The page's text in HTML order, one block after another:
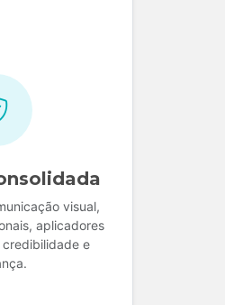
visual,
aplicadores
e